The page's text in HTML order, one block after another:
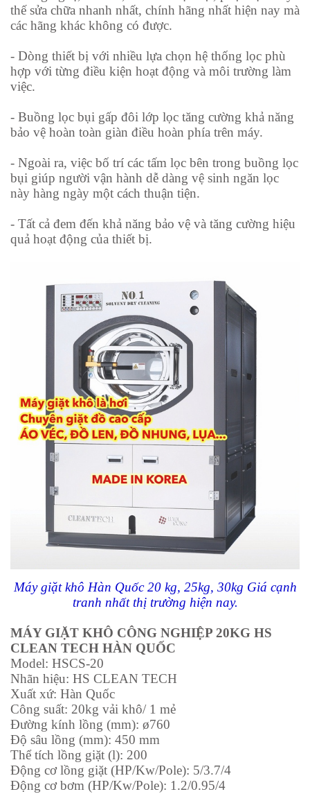
thế sửa chữa nhanh nhất, chính hãng nhất hiện nay mà
các hãng khác không có được.
- Dòng thiết bị với nhiều lựa chọn hệ thống lọc phù
hợp với từng điều kiện hoạt động và môi trường làm
việc.
- Buồng lọc bụi gấp đôi lớp lọc tăng cường khả năng
bảo vệ hoàn toàn giàn điều hoàn phía trên máy.
- Ngoài ra, việc bố trí các tấm lọc bên trong buồng lọc
bụi giúp người vận hành dễ dàng vệ sinh ngăn lọc
này hàng ngày một cách thuận tiện.
- Tất cả đem đến khả năng bảo vệ và tăng cường hiệu
quả hoạt động của thiết bị.
Máy giặt khô Hàn Quốc 20 kg, 25kg, 30kg Giá cạnh
tranh nhất thị trường hiện nay.
MÁY GIẶT KHÔ CÔNG NGHIỆP 20KG HS
CLEAN TECH HÀN QUỐC
Model: HSCS-20
Nhãn hiệu: HS CLEAN TECH
Xuất xứ: Hàn Quốc
Công suất: 20kg vải khô/ 1 mẻ
Đường kính lồng (mm): ø760
Độ sâu lồng (mm): 450 mm
Thể tích lồng giặt (l): 200
Động cơ lồng giặt (HP/Kw/Pole): 5/3.7/4
Động cơ bơm (HP/Kw/Pole): 1.2/0.95/4